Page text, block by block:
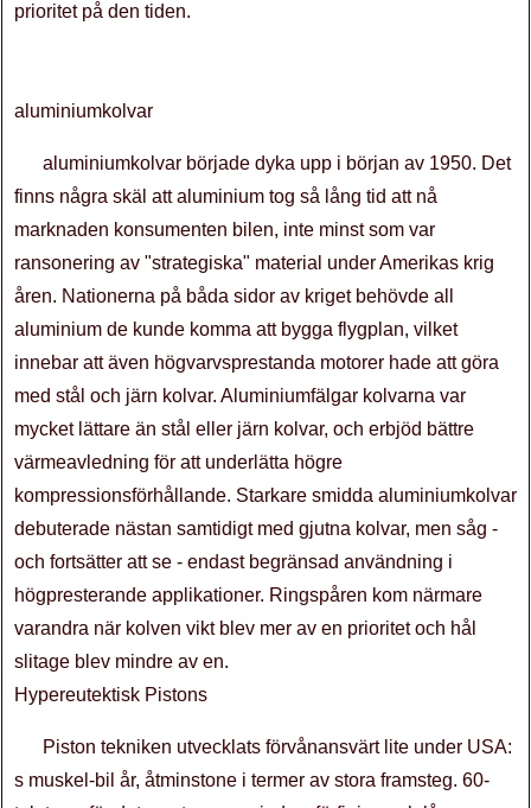
prioritet på den tiden.
aluminiumkolvar
aluminiumkolvar började dyka upp i början av 1950. Det
finns några skäl att aluminium tog så lång tid att nå
marknaden konsumenten bilen, inte minst som var
ransonering av "strategiska" material under Amerikas krig
åren. Nationerna på båda sidor av kriget behövde all
aluminium de kunde komma att bygga flygplan, vilket
innebar att även högvarvsprestanda motorer hade att göra
med stål och järn kolvar. Aluminiumfälgar kolvarna var
mycket lättare än stål eller järn kolvar, och erbjöd bättre
värmeavledning för att underlätta högre
kompressionsförhållande. Starkare smidda aluminiumkolvar
debuterade nästan samtidigt med gjutna kolvar, men såg -
och fortsätter att se - endast begränsad användning i
högpresterande applikationer. Ringspåren kom närmare
varandra när kolven vikt blev mer av en prioritet och hål
slitage blev mindre av en.
Hypereutektisk Pistons
Piston tekniken utvecklats förvånansvärt lite under USA:
s muskel-bil år, åtminstone i termer av stora framsteg. 60-